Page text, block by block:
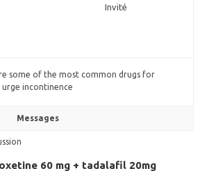
Invité
some of the most common drugs for
incontinence
Messages
60 mg + tadalafil 20mg